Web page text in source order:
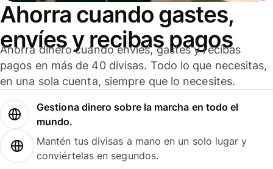
Ahorra cuando gastes,
envíes y recibas pagos
Ahorra dinero cuando envíes, gastes y recibas
pagos en más de 40 divisas. Todo lo que necesitas,
en una sola cuenta, siempre que lo necesites.
Gestiona dinero sobre la marcha en todo el
mundo.
Mantén tus divisas a mano en un solo lugar y
conviértelas en segundos.